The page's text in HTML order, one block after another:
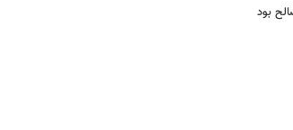
بود